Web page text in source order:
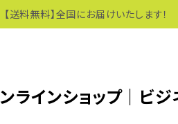
【送料無料】全国にお届けいたします！
ラインショップ｜ビジ